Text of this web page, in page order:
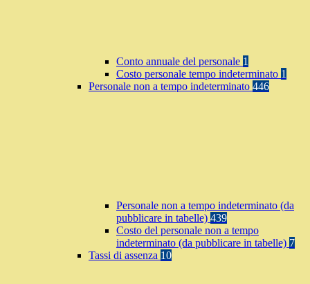
Conto annuale del personale 1
Costo personale tempo indeterminato 1
Personale non a tempo indeterminato 446
Personale non a tempo indeterminato (da
pubblicare in tabelle) 439
Costo del personale non a tempo
indeterminato (da pubblicare in tabelle) 7
Tassi di assenza 10